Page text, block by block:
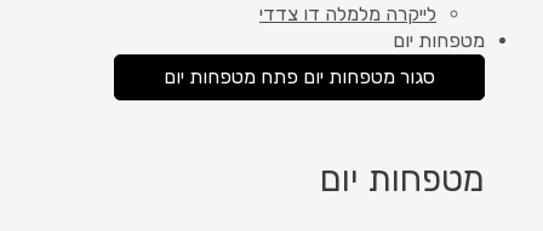
לייקרה מלמלה דו צדדי
מטפחות יום
סגור מטפחות יום פתח מטפחות יום
מטפחות יום